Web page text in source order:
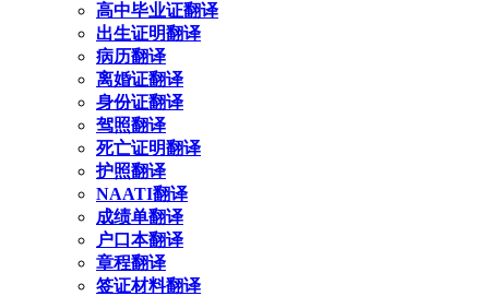
高中毕业证翻译
出生证明翻译
病历翻译
离婚证翻译
身份证翻译
驾照翻译
死亡证明翻译
护照翻译
NAATI翻译
成绩单翻译
户口本翻译
章程翻译
签证材料翻译